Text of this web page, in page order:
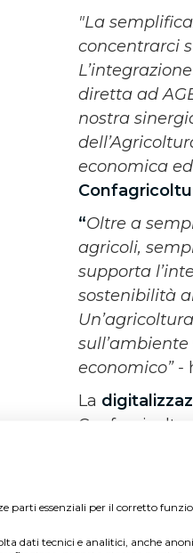
"La
concentrarci
diretta ad
nostra
economica
“Oltre a
agricoli,
supporta
sostenibilità
economico” -
La
dati, con
nelle
Food,
l'ecosistema
parti essenziali per il corretto
dati tecnici e analitici, anche